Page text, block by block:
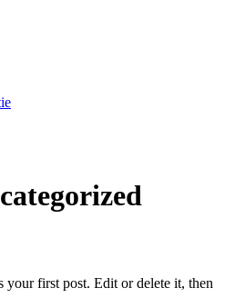
your first post. Edit or delete it, then